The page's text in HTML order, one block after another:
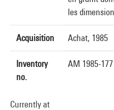
les
Acquisition Achat, 1985
Inventory
no.
AM 1985-177
Currently at